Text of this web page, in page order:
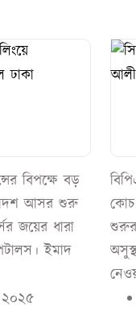
বিপক্ষে বড়
আসর শুরু
জয়ের ধারা
ইমাদ
২০২৫